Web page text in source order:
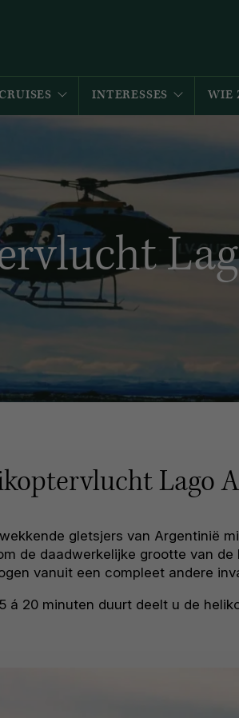
INTERESSES WIE
Lago
gletsjers van Argentinië
de daadwerkelijke grootte van
vanuit een compleet andere
á 20 minuten duurt deelt u de